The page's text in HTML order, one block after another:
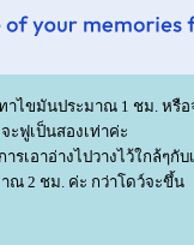
ไขมันประมาณ 1 ชม. หรือ
จะฟูเป็นสองเท่าค่ะ
รเอาอ่างไปวางไว้ใกล้ๆกั
ณ 2 ชม. ค่ะ กว่าโดว์จะขึ้น